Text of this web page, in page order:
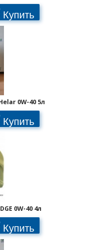
Купить
0W-40 5л
Купить
0W-40 4л
Купить